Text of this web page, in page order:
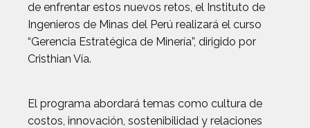
de enfrentar estos nuevos retos, el Instituto de
Ingenieros de Minas del Perú realizará el curso
“Gerencia Estratégica de Minería”, dirigido por
Cristhian Vía.
El programa abordará temas como cultura de
costos, innovación, sostenibilidad y relaciones